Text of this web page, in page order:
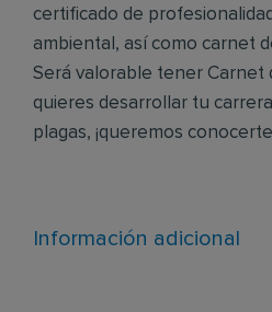
certificado de
ambiental, así como carnet
Será valorable tener Carnet
quieres desarrollar tu
plagas, ¡queremos
Información adicional